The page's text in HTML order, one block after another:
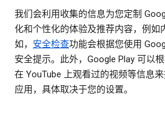
我们会利用收集的信息为您定制
化和个性化的体验及推荐内容，例如
如， 安全检查功能会根据您使用
安全提示。此外，Google Play 可以
在 YouTube 上观看过的视频等信息
应用，具体取决于您的设置。